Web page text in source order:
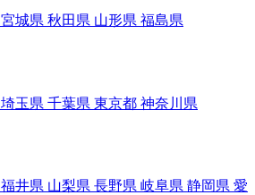
宮城県 秋田県 山形県 福島県
埼玉県 千葉県 東京都 神奈川県
福井県 山梨県 長野県 岐阜県 静岡県 愛